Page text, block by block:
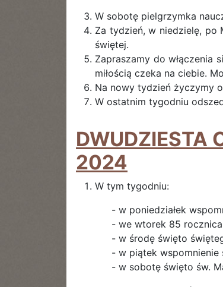
W sobotę pielgrzymka
Za tydzień, w niedzielę, po
świętej.
Zapraszamy do włączenia
miłością czeka na ciebie.
Na nowy tydzień życzymy
W ostatnim tygodniu
DWUDZIESTA
2024
W tym tygodniu:
- w poniedziałek
- we wtorek 85
- w środę święto
- w piątek wspomnienie
- w sobotę święto św.